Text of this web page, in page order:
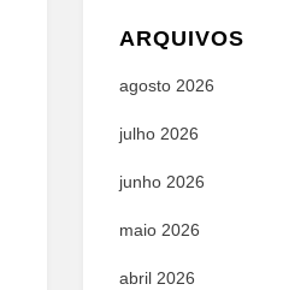
ARQUIVOS
agosto 2026
julho 2026
junho 2026
maio 2026
abril 2026